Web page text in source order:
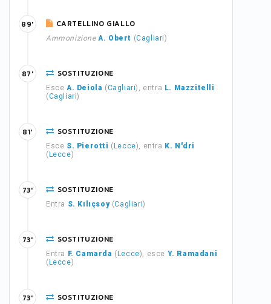
CARTELLINO GIALLO
Ammonizione A. Obert (Cagliari)
89'
SOSTITUZIONE
Esce A. Deiola (Cagliari), entra L. Mazzitelli
(Cagliari)
87'
SOSTITUZIONE
Esce S. Pierotti ( Lecce), entra K. N'dri
( Lecce)
81'
SOSTITUZIONE
Entra S. Kılıçsoy(Cagliari)
73'
SOSTITUZIONE
Entra F. Camarda ( Lecce), esce Y. Ramadani
( Lecce)
73'
SOSTITUZIONE
73'